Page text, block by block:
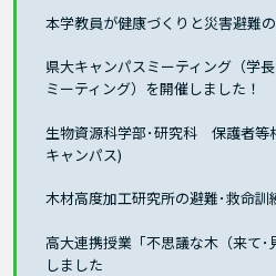
本学教員が健康づくりと災害避難
県大キャンパスミーティング（学
ミーティング）を開催しました！
生物資源科学部･研究科 保護者等
キャンパス)
木材高度加工研究所の避難･救命訓
高大連携授業「不思議な木（来て
しました